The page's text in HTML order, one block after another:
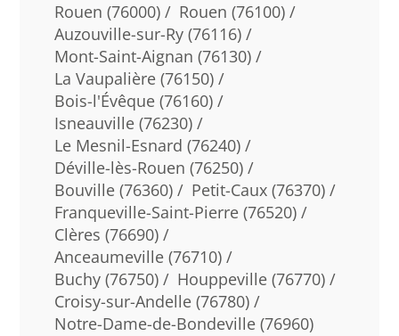
Rouen (76000) / Rouen (76100) /
Auzouville-sur-Ry (76116) /
Mont-Saint-Aignan (76130) /
La Vaupalière (76150) /
Bois-l'Évêque (76160) /
Isneauville (76230) /
Le Mesnil-Esnard (76240) /
Déville-lès-Rouen (76250) /
Bouville (76360) / Petit-Caux (76370) /
Franqueville-Saint-Pierre (76520) /
Clères (76690) /
Anceaumeville (76710) /
Buchy (76750) / Houppeville (76770) /
Croisy-sur-Andelle (76780) /
Notre-Dame-de-Bondeville (76960)